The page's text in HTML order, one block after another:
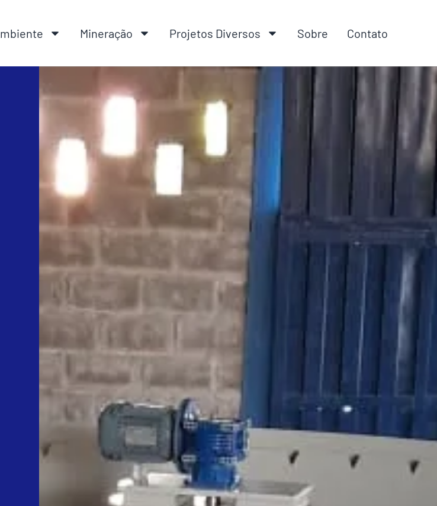
Mineração Projetos Diversos Sobre Contato